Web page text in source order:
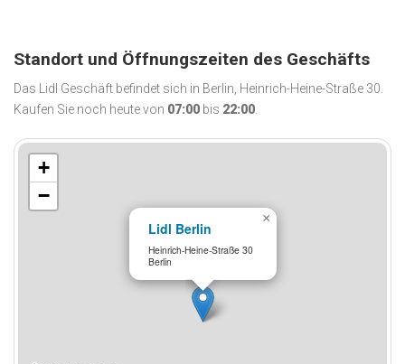
Standort und Öffnungszeiten des Geschäfts
Das Lidl Geschäft befindet sich in Berlin, Heinrich-Heine-Straße 30.
Kaufen Sie noch heute von 07:00 bis 22:00.
Lidl Berlin
Heinrich-Heine-Straße 30
Berlin
×
+
−